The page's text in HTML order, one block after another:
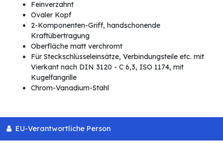
Feinverzahnt
Ovaler Kopf
2-Komponenten-Griff, handschonende
Kraftübertragung
Oberfläche matt verchromt
Für Steckschlüsseleinsätze, Verbindungsteile etc. mit
Vierkant nach DIN 3120 - C 6,3, ISO 1174, mit
Kugelfangrille
Chrom-Vanadium-Stahl
EU-Verantwortliche Person